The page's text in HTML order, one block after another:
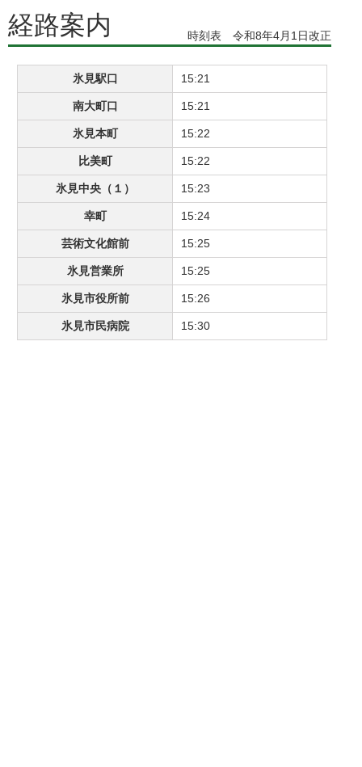
経路案内 時刻表 令和8年4月1日改正
氷見駅口 15:21
南大町口 15:21
氷見本町 15:22
比美町 15:22
氷見中央（１） 15:23
幸町 15:24
芸術文化館前 15:25
氷見営業所 15:25
氷見市役所前 15:26
氷見市民病院 15:30